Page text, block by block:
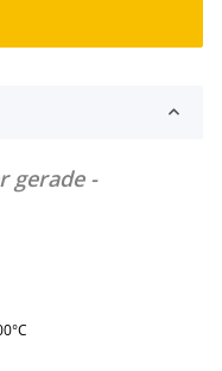
gerade -